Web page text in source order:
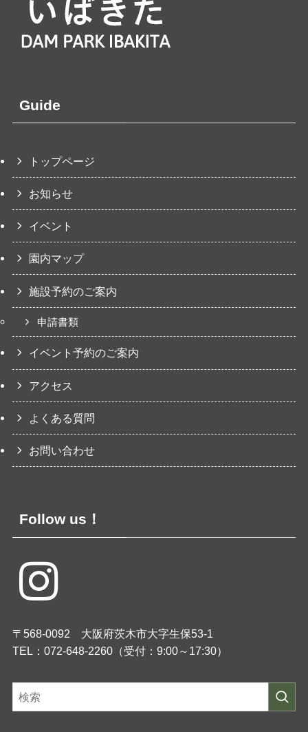
Guide
トップページ
お知らせ
イベント
園内マップ
施設予約のご案内
申請書類
イベント予約のご案内
アクセス
よくある質問
お問い合わせ
Follow us！
〒568-0092 大阪府茨木市大字生保53-1
TEL：072-648-2260（受付：9:00～17:30）